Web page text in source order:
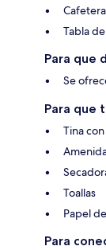
Tabla
Para que
Se
Para que
Tina
Toallas
Papel
Para